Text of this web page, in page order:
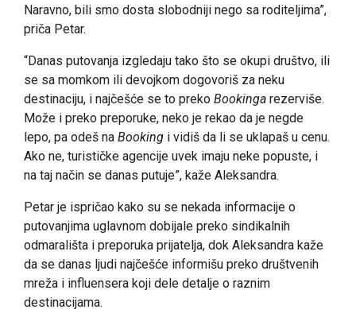
Naravno, bili smo dosta slobodniji nego sa roditeljima”,
priča Petar.
“Danas putovanja izgledaju tako što se okupi društvo, ili
se sa momkom ili devojkom dogovoriš za neku
destinaciju, i najčešće se to preko Bookinga rezerviše.
Može i preko preporuke, neko je rekao da je negde
lepo, pa odeš na Booking i vidiš da li se uklapaš u cenu.
Ako ne, turističke agencije uvek imaju neke popuste, i
na taj način se danas putuje”, kaže Aleksandra.
Petar je ispričao kako su se nekada informacije o
putovanjima uglavnom dobijale preko sindikalnih
odmarališta i preporuka prijatelja, dok Aleksandra kaže
da se danas ljudi najčešće informišu preko društvenih
mreža i influensera koji dele detalje o raznim
destinacijama.